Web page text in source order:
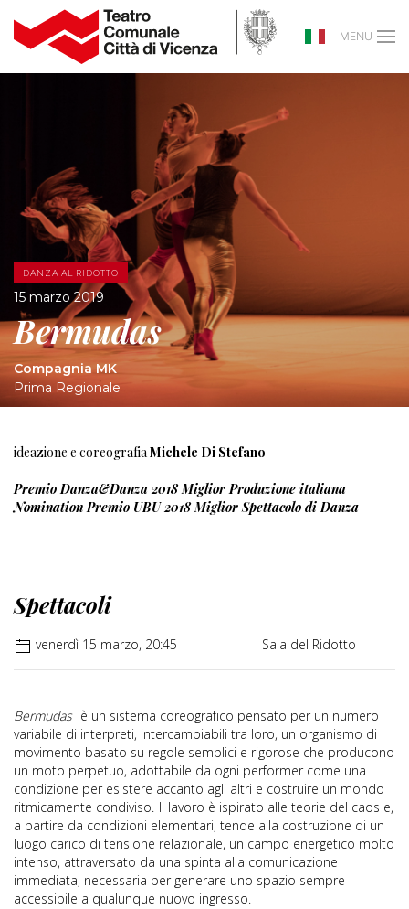
MENU
DANZA AL RIDOTTO
15 marzo 2019
Bermudas
Compagnia MK
Prima Regionale
ideazione e coreografiaMichele Di Stefano
Premio Danza&Danza 2018 Miglior Produzione italiana
Nomination Premio UBU 2018 Miglior Spettacolo di Danza
Spettacoli
venerdì 15 marzo, 20:45 Sala del Ridotto
Bermudas è un sistema coreografico pensato per un numero
variabile di interpreti, intercambiabili tra loro, un organismo di
movimento basato su regole semplici e rigorose che producono
un moto perpetuo, adottabile da ogni performer come una
condizione per esistere accanto agli altri e costruire un mondo
ritmicamente condiviso. Il lavoro è ispirato alle teorie del caos e,
a partire da condizioni elementari, tende alla costruzione di un
luogo carico di tensione relazionale, un campo energetico molto
intenso, attraversato da una spinta alla comunicazione
immediata, necessaria per generare uno spazio sempre
accessibile a qualunque nuovo ingresso.